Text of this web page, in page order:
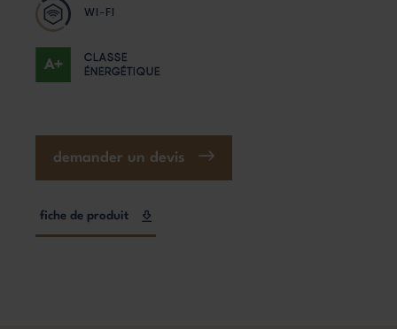
WI-FI
CLASSE
ÉNERGÉTIQUE
demander un devis
fiche de produit